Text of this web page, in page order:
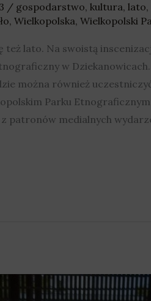
/ gospodarstwo, kultura, lato,
, Wielkopolska, Wielkopolski
też lato. Na swoistą
w
można również
Parku
z patronów medialnych